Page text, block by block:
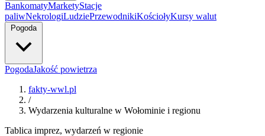
BankomatyMarketyStacje
paliwNekrologiLudziePrzewodnikiKościołyKursy walut
Pogoda
PogodaJakość powietrza
fakty-wwl.pl
/
Wydarzenia kulturalne w Wołominie i regionu
Tablica imprez, wydarzeń w regionie